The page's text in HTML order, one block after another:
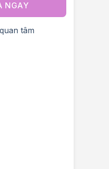
NGAY
tâm